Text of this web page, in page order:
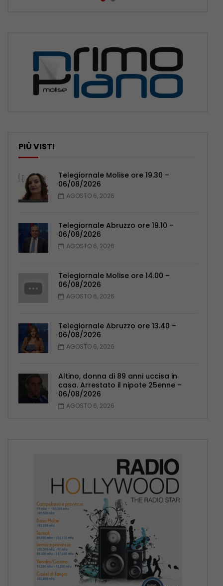
PIÙ VISTI
Telegiornale Molise ore 19.30 –
06/08/2026
AGOSTO 6, 2026
Telegiornale Abruzzo ore 19.10 –
06/08/2026
AGOSTO 6, 2026
Telegiornale Molise ore 14.00 –
06/08/2026
AGOSTO 6, 2026
Telegiornale Abruzzo ore 13.40 –
06/08/2026
AGOSTO 6, 2026
Altino, donna di 89 anni uccisa in
casa. Arrestato il nipote 25enne –
06/08/2026
AGOSTO 6, 2026